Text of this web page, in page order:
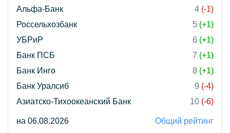
Альфа-Банк
4 (-1)
Россельхозбанк
5 (+1)
УБРиР
6 (+1)
Банк ПСБ
7 (+1)
Банк Инго
8 (+1)
Банк Уралсиб
9 (-4)
Азиатско-Тихоокеанский Банк
10 (-6)
на 06.08.2026 Общий рейтинг